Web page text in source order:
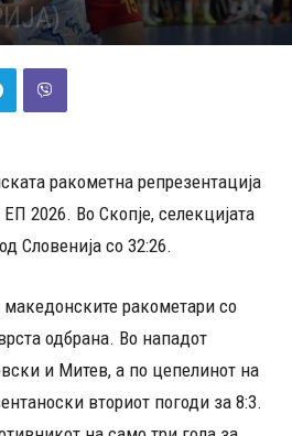
ракометна репрезентација
2026. Во Скопје, селекцијата
Словенија со 32:26.
ракометари со
одбрана. Во нападот
и Митев, а по цепелинот на
вториот погоди за 8:3.